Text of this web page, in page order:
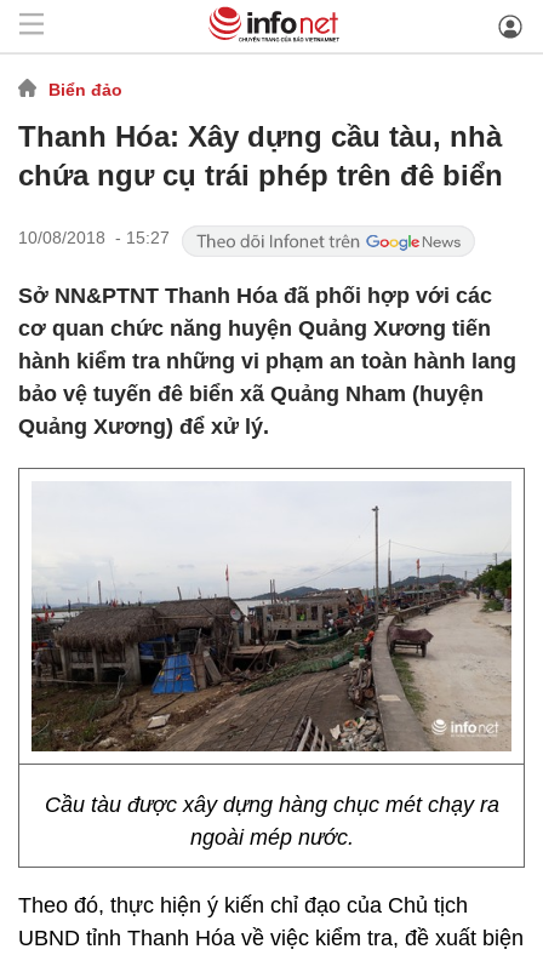
Biển đảo
Thanh Hóa: Xây dựng cầu tàu, nhà
chứa ngư cụ trái phép trên đê biển
10/08/2018 - 15:27
Sở NN&PTNT Thanh Hóa đã phối hợp với các
cơ quan chức năng huyện Quảng Xương tiến
hành kiểm tra những vi phạm an toàn hành lang
bảo vệ tuyến đê biển xã Quảng Nham (huyện
Quảng Xương) để xử lý.
Cầu tàu được xây dựng hàng chục mét chạy ra
ngoài mép nước.
Theo đó, thực hiện ý kiến chỉ đạo của Chủ tịch
UBND tỉnh Thanh Hóa về việc kiểm tra, đề xuất biện